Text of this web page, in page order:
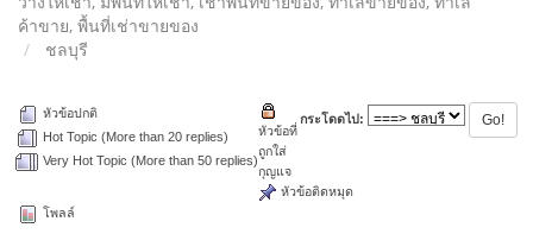
ค้าขาย, พื้นที่เช่าขายของ
ชลบุรี
กระโดดไป:
หัวข้อปกติ
Hot Topic (More than 20 replies)
Very Hot Topic (More than 50 replies)
หัวข้อที่
ถูกใส่
กุญแจ
หัวข้อติดหมุด
โพลล์